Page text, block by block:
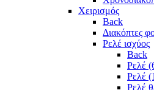
Χειρισμός
Back
Διακόπτες
Ρελέ ισχύος
Back
Ρελέ
Ρελέ
Ρελέ